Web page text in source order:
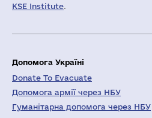
KSE Institute.
Допомога Україні
Donate To Evacuate
Допомога армії через НБУ
Гуманітарна допомога через НБУ